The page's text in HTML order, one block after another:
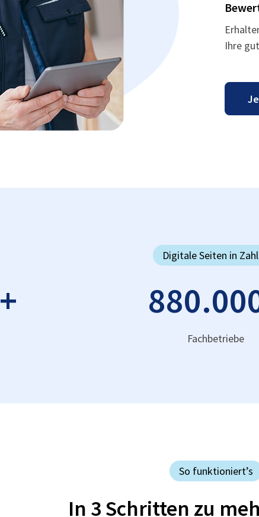
Ihre
Digitale Seiten in
+
Fachbetriebe
So funktioniert’s
In 3 Schritten zu